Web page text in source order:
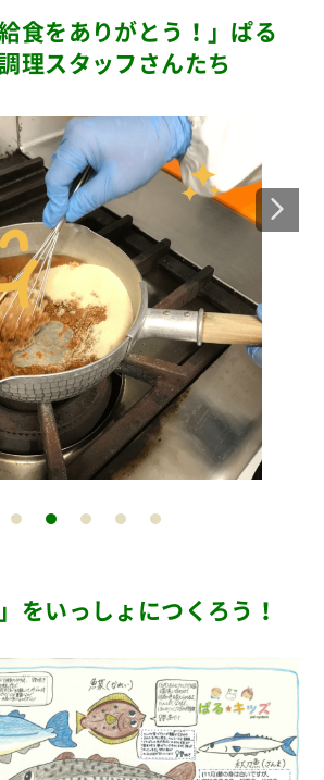
食をありがとう！」ぱる
理スタッフさんたち
をいっしょにつくろう！